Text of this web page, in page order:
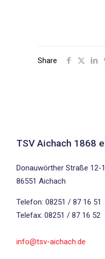
Share
TSV Aichach 1868
Donauwörther Straße 12-
86551 Aichach
Telefon: 08251 / 87 16 51
Telefax: 08251 / 87 16 52
info@tsv-aichach.de